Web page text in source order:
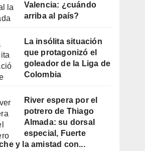
Valencia: ¿cuándo
arriba al país?
La insólita situación
que protagonizó el
goleador de la Liga de
Colombia
River espera por el
potrero de Thiago
Almada: su dorsal
especial, Fuerte
y la amistad con...